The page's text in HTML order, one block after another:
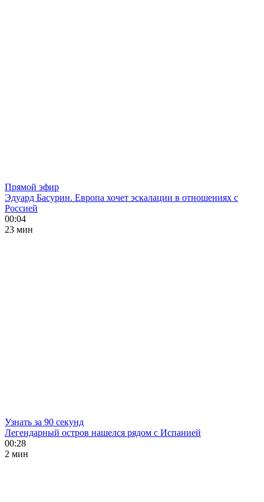
Прямой эфир
Эдуард Басурин. Европа хочет эскалации в отношениях с
Россией
00:04
23 мин
Узнать за 90 секунд
Легендарный остров нашелся рядом с Испанией
00:28
2 мин